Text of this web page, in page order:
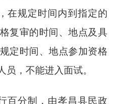
在规定时间内到指定的
复审的时间、地点及具
定时间、地点参加资格
，不能进入面试。
百分制，由孝昌县民政